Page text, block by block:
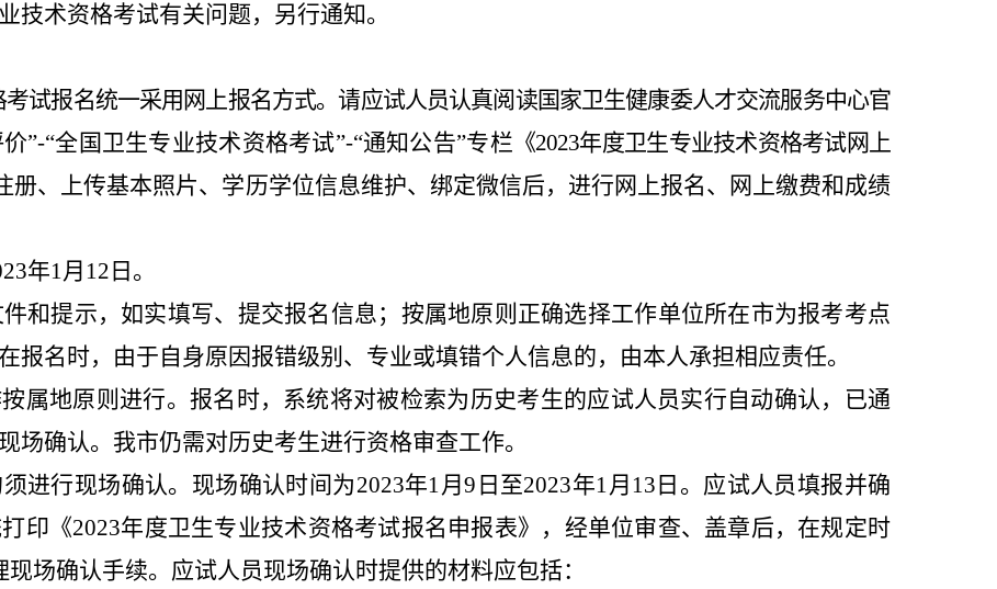
技术资格考试有关问题，另行通知。
试报名统一采用网上报名方式。请应试人员认真阅读国家卫生健康委人才交流服务中心官
”-“全国卫生专业技术资格考试”-“通知公告”专栏 《2023年度卫生专业技术资格考试网上
册、上传基本照片、学历学位信息维护、绑定微信后，进行网上报名、网上缴费和成绩
3年1月 12 日。
和提示，如实填写、提交报名信息；按属地原则正确选择工作单位所在市为报考考点
报名时，由于自身原因报错级别、专业或填错个人信息的，由本人承担相应责任。
属地原则进行。报名时，系统将对被检索为历史考生的应试人员实行自动确认，已通
场确认。我市仍需对历史考生进行资格审查工作。
进行现场确认。现场确认时间为2023年1月9 日至2023年1月 13 日。应试人员填报并确
印《2023年度卫生专业技术资格考试报名申报表》，经单位审查、盖章后，在规定时
现场确认手续。应试人员现场确认时提供的材料应包括：